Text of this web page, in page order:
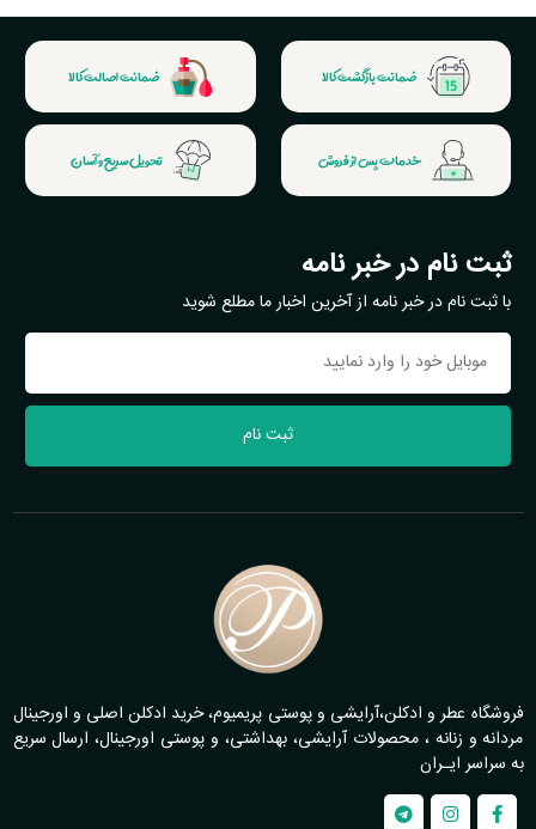
ضمانت بازگشت کالا ضمانت اصالت کالا
خدمات پس از فروش تحویل سریع و آسان
ثبت نام در خبر نامه
با ثبت نام در خبر نامه از آخرین اخبار ما مطلع شوید
ثبت نام
فروشگاه عطر و ادکلن،آرایشی و پوستی پریمیوم، خرید ادکلن اصلی و اورجینال
مردانه و زنانه ، محصولات آرایشی، بهداشتی، و پوستی اورجینال، ارسال سریع
به سراسر ایـران